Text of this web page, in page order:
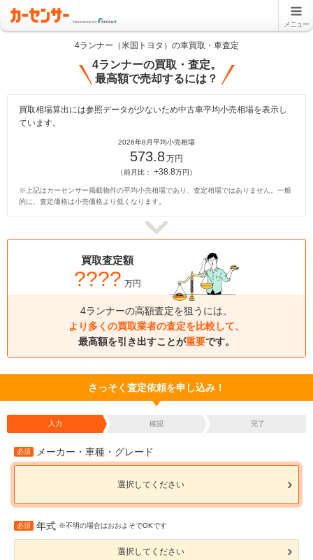
メニュー
4ランナー（米国トヨタ）の車買取・車査定
4ランナーの買取・査定。
最高額で売却するには？
買取相場算出には参照データが少ないため中古車平均小売相場を表示し
ています。
2026年8月平均小売相場
573.8万円
（前月比： +38.8万円）
※上記はカーセンサー掲載物件の平均小売相場であり、査定相場ではありません。一般
的に、査定価格は小売価格より低くなります。
買取査定額
???? 万円
4ランナーの高額査定を狙うには、
より多くの買取業者の査定を比較して、
最高額を引き出すことが重要です。
さっそく査定依頼を申し込み！
入力 確認 完了
必須 メーカー・車種・グレード
選択してください
必須 年式 ※不明の場合はおおよそでOKです
選択してください